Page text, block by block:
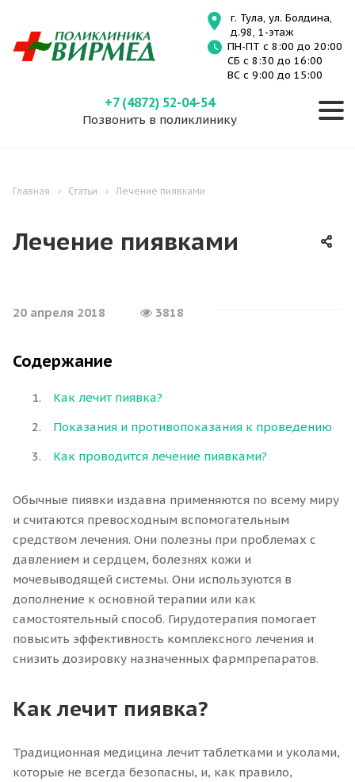
г. Тула, ул. Болдина,
д.98, 1-этаж
ПН-ПТ с 8:00 до 20:00
СБ с 8:30 до 16:00
ВС с 9:00 до 15:00
+7 (4872) 52-04-54
Позвонить в поликлинику
Главная Статьи Лечение пиявками
Лечение пиявками
20 апреля 2018 3818
Содержание
Как лечит пиявка?
Показания и противопоказания к проведению
Как проводится лечение пиявками?
Обычные пиявки издавна применяются по всему миру
и считаются превосходным вспомогательным
средством лечения. Они полезны при проблемах с
давлением и сердцем, болезнях кожи и
мочевыводящей системы. Они используются в
дополнение к основной терапии или как
самостоятельный способ. Гирудотерапия помогает
повысить эффективность комплексного лечения и
снизить дозировку назначенных фармпрепаратов.
Как лечит пиявка?
Традиционная медицина лечит таблетками и уколами,
которые не всегда безопасны, и, как правило,